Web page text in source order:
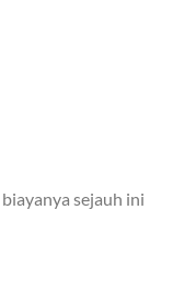
sejauh ini